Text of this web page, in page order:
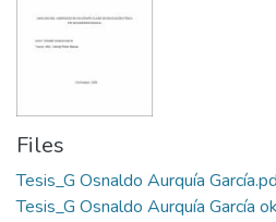
Files
Tesis_G Osnaldo Aurquía
Tesis_G Osnaldo Aurquía García